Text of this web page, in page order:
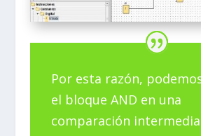
Por esta razón,
el bloque AND en una
comparación